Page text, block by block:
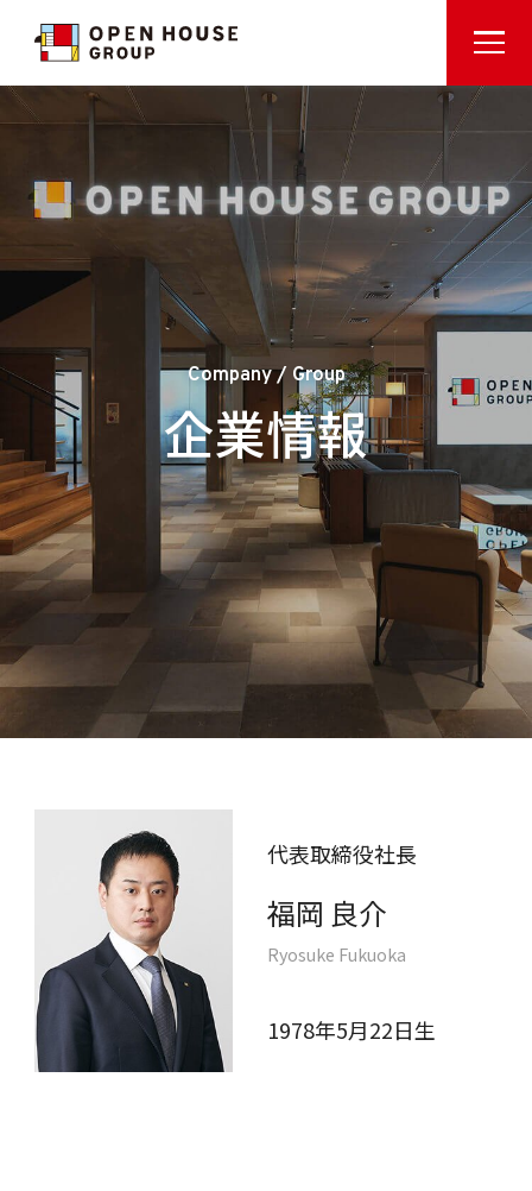
Company / Group
企業情報
代表取締役社長
福岡 良介
Ryosuke Fukuoka
1978年5月22日生